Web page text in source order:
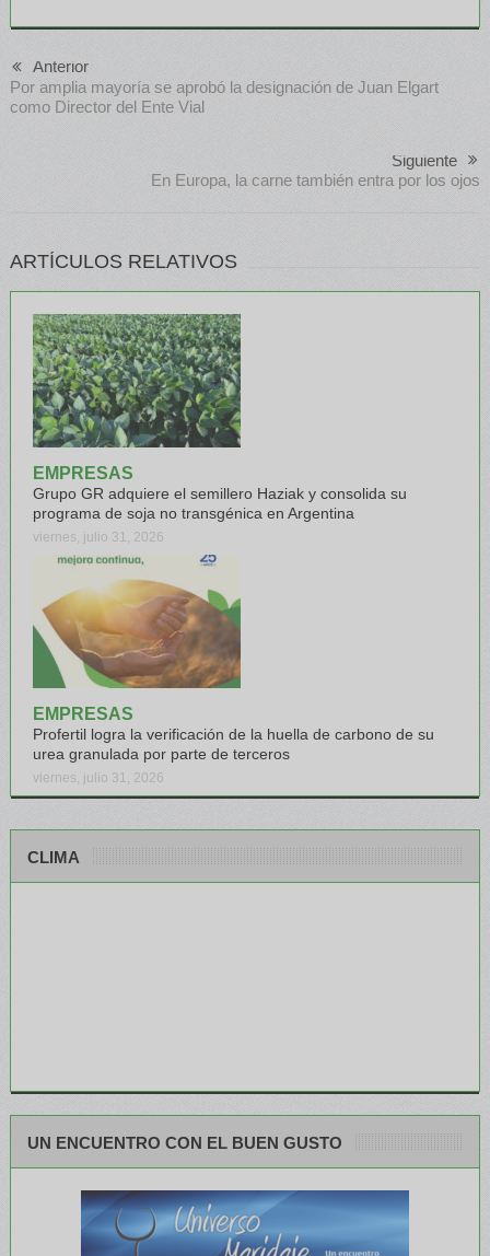
Anterior
Por amplia mayoría se aprobó la designación de Juan Elgart
como Director del Ente Vial
Siguiente
En Europa, la carne también entra por los ojos
ARTÍCULOS RELATIVOS
EMPRESAS
Grupo GR adquiere el semillero Haziak y consolida su
programa de soja no transgénica en Argentina
viernes, julio 31, 2026
EMPRESAS
Profertil logra la verificación de la huella de carbono de su
urea granulada por parte de terceros
viernes, julio 31, 2026
CLIMA
UN ENCUENTRO CON EL BUEN GUSTO